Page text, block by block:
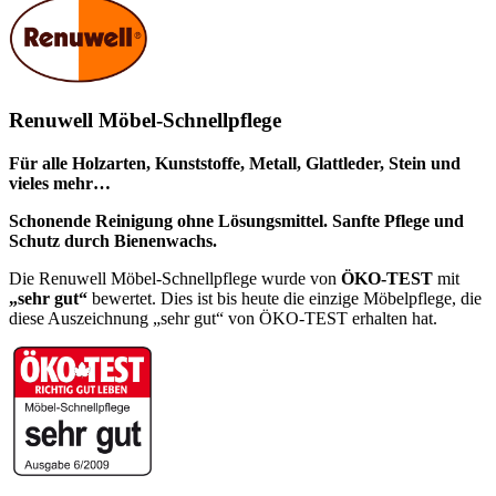
Renuwell Möbel-Schnellpflege
Für alle Holzarten, Kunststoffe, Metall, Glattleder, Stein und
vieles mehr…
Schonende Reinigung ohne Lösungsmittel. Sanfte Pflege und
Schutz durch Bienenwachs.
Die Renuwell Möbel-Schnellpflege wurde von ÖKO-TEST mit
„sehr gut“ bewertet. Dies ist bis heute die einzige Möbelpflege, die
diese Auszeichnung „sehr gut“ von ÖKO-TEST erhalten hat.